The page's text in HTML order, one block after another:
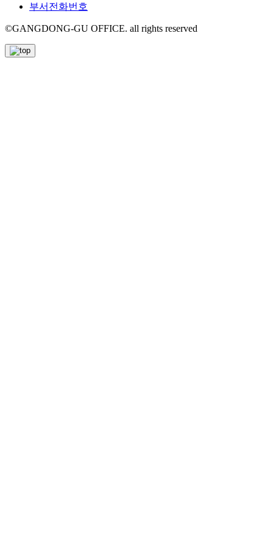
부서전화번호
©GANGDONG-GU OFFICE. all rights reserved